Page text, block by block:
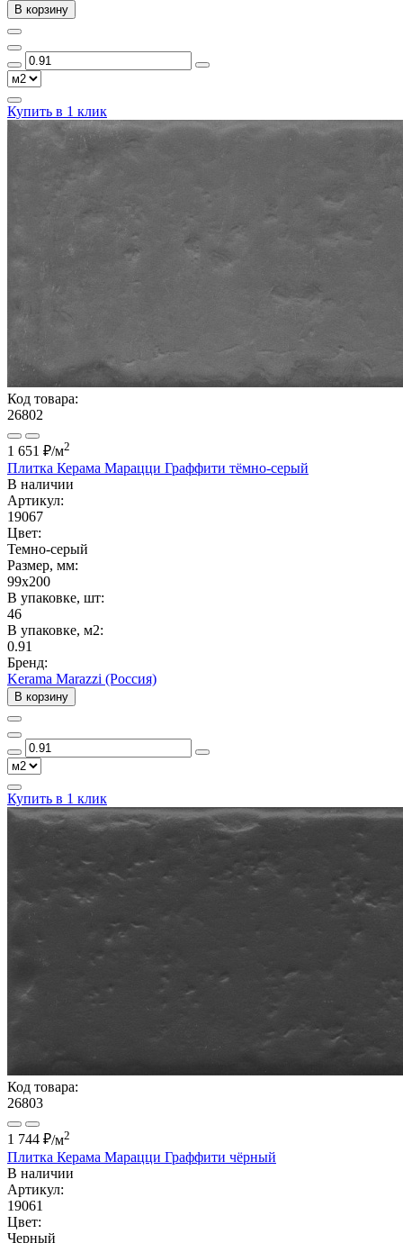
В корзину
Купить в 1 клик
Код товара:
26802
1 651 ₽/м2
Плитка Керама Марацци Граффити тёмно-серый
В наличии
Артикул:
19067
Цвет:
Темно-серый
Размер, мм:
99x200
В упаковке, шт:
46
В упаковке, м2:
0.91
Бренд:
Kerama Marazzi (Россия)
В корзину
Купить в 1 клик
Код товара:
26803
1 744 ₽/м2
Плитка Керама Марацци Граффити чёрный
В наличии
Артикул:
19061
Цвет:
Черный